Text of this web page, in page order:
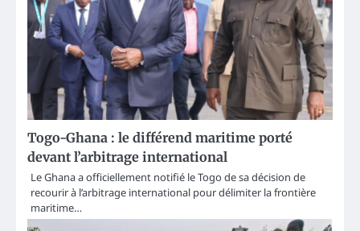
Togo-Ghana : le différend maritime porté
devant l’arbitrage international
Le Ghana a officiellement notifié le Togo de sa décision de
recourir à l’arbitrage international pour délimiter la frontière
maritime…